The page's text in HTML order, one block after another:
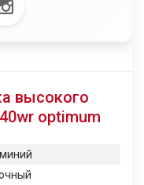
высокого
optimum